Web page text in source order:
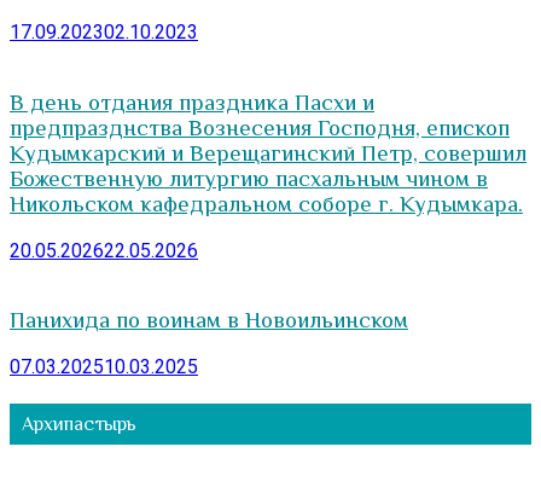
17.09.202302.10.2023
В день отдания праздника Пасхи и
предпразднства Вознесения Господня, епископ
Кудымкарский и Верещагинский Петр, совершил
Божественную литургию пасхальным чином в
Никольском кафедральном соборе г. Кудымкара.
20.05.202622.05.2026
Панихида по воинам в Новоильинском
07.03.202510.03.2025
Архипастырь